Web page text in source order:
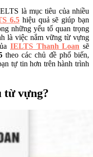
là mục tiêu của nhiều
6.5 hiệu quả sẽ giúp bạn
những yếu tố quan trọng
là việc nắm vững từ vựng
IELTS Thanh Loan sẽ
theo các chủ đề phổ biến,
tự tin hơn trên hành trình
từ vựng?